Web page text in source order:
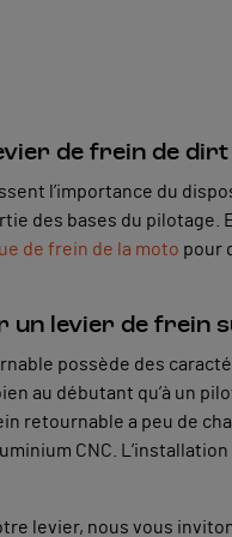
de frein de dirt
l’importance du
des bases du pilotage.
de frein de la moto pour
un levier de frein
possède des
au débutant qu’à un
retournable a peu de
CNC.
levier, nous vous